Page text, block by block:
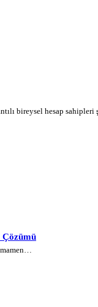
bireysel hesap